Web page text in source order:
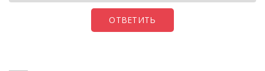
ОТВЕТИТЬ